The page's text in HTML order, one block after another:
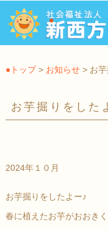
●トップ> お知らせ> お芋
お芋掘りをした
2024年１０月
お芋掘りをしたよー♪
春に植えたお芋がおおき